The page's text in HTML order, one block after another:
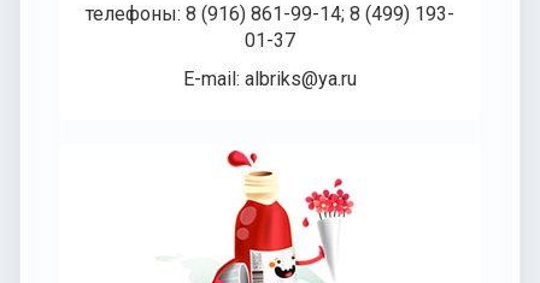
телефоны: 8 (916) 861-99-14; 8 (499) 193-
01-37
E-mail: albriks@ya.ru